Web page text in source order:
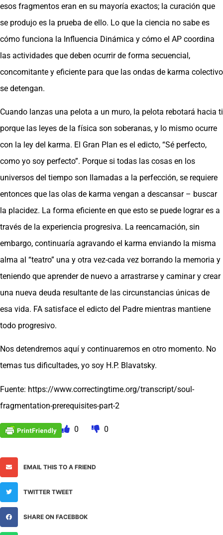
esos fragmentos eran en su mayoría exactos; la curación que
se produjo es la prueba de ello. Lo que la ciencia no sabe es
cómo funciona la Influencia Dinámica y cómo el AP coordina
las actividades que deben ocurrir de forma secuencial,
concomitante y eficiente para que las ondas de karma colectivo
se detengan.
Cuando lanzas una pelota a un muro, la pelota rebotará hacia ti
porque las leyes de la física son soberanas, y lo mismo ocurre
con la ley del karma. El Gran Plan es el edicto, “Sé perfecto,
como yo soy perfecto”. Porque si todas las cosas en los
universos del tiempo son llamadas a la perfección, se requiere
entonces que las olas de karma vengan a descansar – buscar
la placidez. La forma eficiente en que esto se puede lograr es a
través de la experiencia progresiva. La reencarnación, sin
embargo, continuaría agravando el karma enviando la misma
alma al “teatro” una y otra vez-cada vez borrando la memoria y
teniendo que aprender de nuevo a arrastrarse y caminar y crear
una nueva deuda resultante de las circunstancias únicas de
esa vida. FA satisface el edicto del Padre mientras mantiene
todo progresivo.
Nos detendremos aquí y continuaremos en otro momento. No
temas tus dificultades, yo soy H.P. Blavatsky.
Fuente: https://www.correctingtime.org/transcript/soul-
fragmentation-prerequisites-part-2
0 0
EMAIL THIS TO A FRIEND
TWITTER TWEET
SHARE ON FACEBBOK